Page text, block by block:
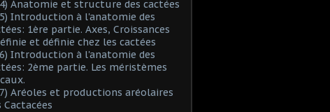
Anatomie et structure des cactées
Introduction à l'anatomie des
1ère partie. Axes, Croissances
et définie chez les cactées
Introduction à l'anatomie des
2ème partie. Les méristèmes
Aréoles et productions aréolaires
Cactacées